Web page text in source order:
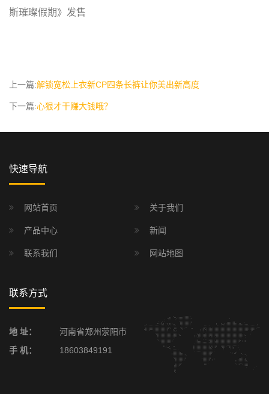
斯璀璨假期》发售
上一篇:解锁宽松上衣新CP四条长裤让你美出新高度
下一篇:心狠才干赚大钱哦？
快速导航
网站首页 关于我们
产品中心 新闻
联系我们 网站地图
联系方式
地 址：
河南省郑州荥阳市
手 机：
18603849191